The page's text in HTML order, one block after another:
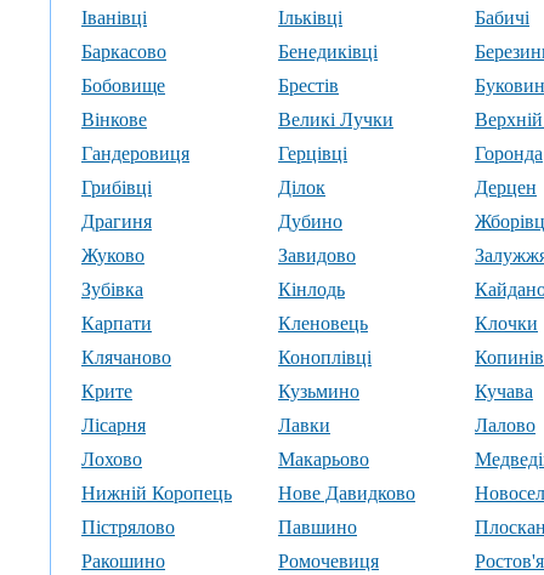
Іванівці Ільківці
Бабичі
Баркасово
Бенедиківці
Бобовище
Брестів
Вінкове
Великі Лучки
Гандеровиця
Герцівці
Горонда
Грибівці
Ділок
Дерцен
Драгиня
Дубино
Жуково
Завидово
Зубівка
Кінлодь
Карпати
Кленовець
Клочки
Клячаново
Коноплівці
Крите
Кузьмино
Кучава
Лісарня
Лавки
Лалово
Лохово
Макарьово
Нижній Коропець
Нове Давидково
Пістрялово
Павшино
Ракошино
Ромочевиця